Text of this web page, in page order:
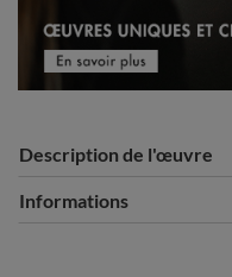
Description de l'œuvre
Informations